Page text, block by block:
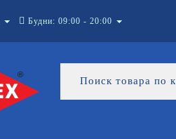
Будни: 09:00 - 20:00